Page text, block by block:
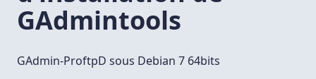
GAdmintools
GAdmin-ProftpD sous Debian 7 64bits